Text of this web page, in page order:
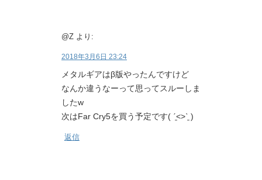
@Z より:
2018年3月6日 23:24
メタルギアはβ版やったんですけど
なんか違うなーって思ってスルーしま
したw
次はFar Cry5を買う予定です( ˊ̱˂˃ˋ̱ )
返信